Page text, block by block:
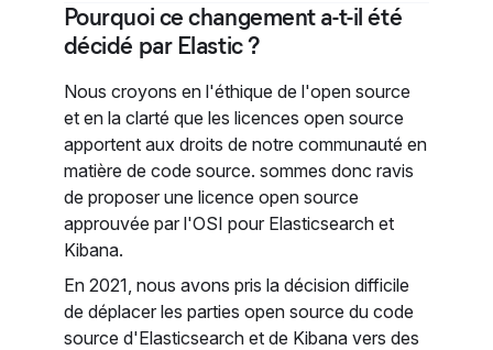
Pourquoi ce changement a-t-il été
décidé par Elastic ?
Nous croyons en l'éthique de l'open source
et en la clarté que les licences open source
apportent aux droits de notre communauté en
matière de code source. sommes donc ravis
de proposer une licence open source
approuvée par l'OSI pour Elasticsearch et
Kibana.
En 2021, nous avons pris la décision difficile
de déplacer les parties open source du code
source d'Elasticsearch et de Kibana vers des